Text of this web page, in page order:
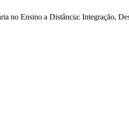
no Ensino a Distância: Integração,